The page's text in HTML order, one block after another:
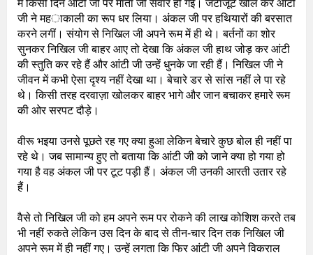
में किसी दिन आंटी जी पर माता जी सवार हो गईं। जटाजूट खोल कर आंटी
जी ने महाकाली का रूप धर लिया। अंकल जी पर हथियारों की बरसात
करने लगीं। संयोग से निखिल जी अपने रूम में ही थे। बर्तनों का शोर
सुनकर निखिल जी बाहर आए तो देखा कि अंकल जी हाथ जोड़ कर आंटी
की स्तुति कर रहे हैं और आंटी जी उन्हें धुनके जा रही हैं। निखिल जी ने
जीवन में कभी ऐसा दृश्य नहीं देखा था। बेचारे डर से सांस नहीं ले पा रहे
थे। किसी तरह दरवाज़ा खोलकर बाहर भागे और जान बचाकर हमारे रूम
की ओर सरपट दौड़े।
वीरू भइया उनसे पूछते रह गए क्या हुआ लेकिन बेचारे कुछ बोल ही नहीं पा
रहे थे। जब सामान्य हुए तो बताया कि आंटी जी को जाने क्या हो गया हो
गया है वह अंकल जी पर टूट पड़ी हैं। अंकल जी उनकी आरती उतार रहे
हैं।
वैसे तो निखिल जी को हम अपने रूम पर रोकने की लाख कोशिश करते तब
भी नहीं रुकते लेकिन उस दिन के बाद से तीन-चार दिन तक निखिल जी
अपने रूम में ही नहीं गए। उन्हें लगता कि फिर आंटी जी अपने विकराल